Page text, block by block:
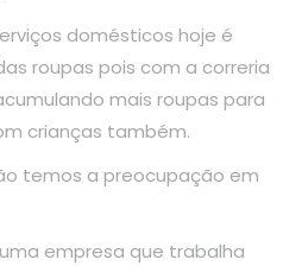
domésticos hoje é
roupas pois com a correria
mais roupas para
crianças também.
temos a preocupação em
empresa que trabalha